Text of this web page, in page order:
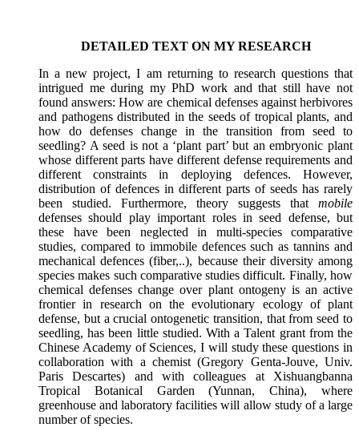
DETAILED TEXT ON MY RESEARCH
In a new project, I am returning to research questions that
intrigued me during my PhD work and that still have not
found answers: How are chemical defenses against herbivores
and pathogens distributed in the seeds of tropical plants, and
how do defenses change in the transition from seed to
seedling? A seed is not a ‘plant part’ but an embryonic plant
whose different parts have different defense requirements and
different constraints in deploying defences. However,
distribution of defences in different parts of seeds has rarely
been studied. Furthermore, theory suggests that mobile
defenses should play important roles in seed defense, but
these have been neglected in multi-species comparative
studies, compared to immobile defences such as tannins and
mechanical defences (fiber,..), because their diversity among
species makes such comparative studies difficult. Finally, how
chemical defenses change over plant ontogeny is an active
frontier in research on the evolutionary ecology of plant
defense, but a crucial ontogenetic transition, that from seed to
seedling, has been little studied. With a Talent grant from the
Chinese Academy of Sciences, I will study these questions in
collaboration with a chemist (Gregory Genta-Jouve, Univ.
Paris Descartes) and with colleagues at Xishuangbanna
Tropical Botanical Garden (Yunnan, China), where
greenhouse and laboratory facilities will allow study of a large
number of species.